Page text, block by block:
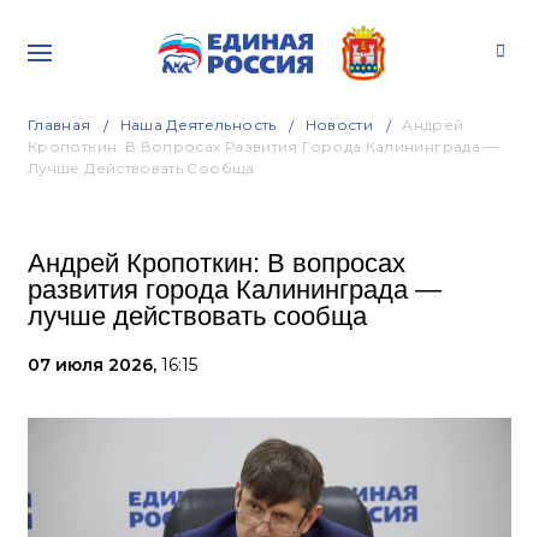
Главная Наша Деятельность Новости
Андрей
Кропоткин: В Вопросах Развития Города Калининграда —
Лучше Действовать Сообща
Андрей Кропоткин: В вопросах
развития города Калининграда —
лучше действовать сообща
07 июля 2026, 16:15